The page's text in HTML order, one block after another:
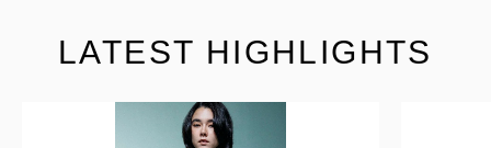
LATEST HIGHLIGHTS